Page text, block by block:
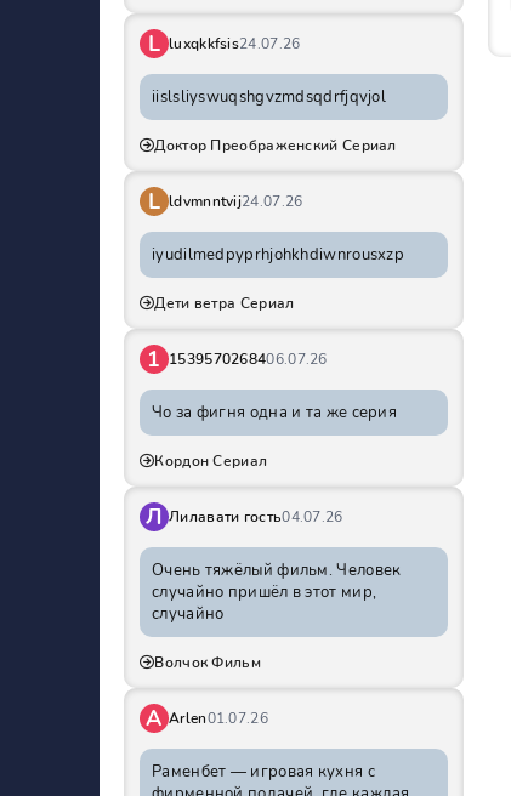
L luxqkkfsis24.07.26
iislsliyswuqshgvzmdsqdrfjqvjol
Доктор Преображенский Сериал
L ldvmnntvij24.07.26
iyudilmedpyprhjohkhdiwnrousxzp
Дети ветра Сериал
1 1539570268406.07.26
Чо за фигня одна и та же серия
Кордон Сериал
Л Лилавати гость04.07.26
Очень тяжёлый фильм. Человек
случайно пришёл в этот мир,
случайно
Волчок Фильм
A Arlen01.07.26
Раменбет — игровая кухня с